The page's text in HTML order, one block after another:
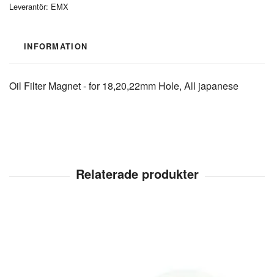
Leverantör: EMX
INFORMATION
Oil Filter Magnet - for 18,20,22mm Hole, All japanese